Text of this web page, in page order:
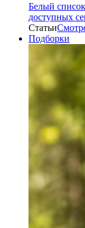
Белый
доступных
Статьи
Подборки